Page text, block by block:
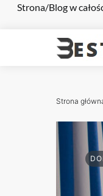
Strona/Blog w
Strona